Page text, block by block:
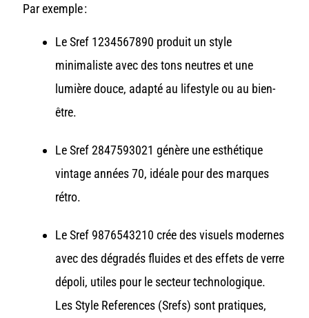
Par exemple :
Le Sref 1234567890 produit un style
minimaliste avec des tons neutres et une
lumière douce, adapté au lifestyle ou au bien-
être.
Le Sref 2847593021 génère une esthétique
vintage années 70, idéale pour des marques
rétro.
Le Sref 9876543210 crée des visuels modernes
avec des dégradés fluides et des effets de verre
dépoli, utiles pour le secteur technologique.
Les Style References (Srefs) sont pratiques,